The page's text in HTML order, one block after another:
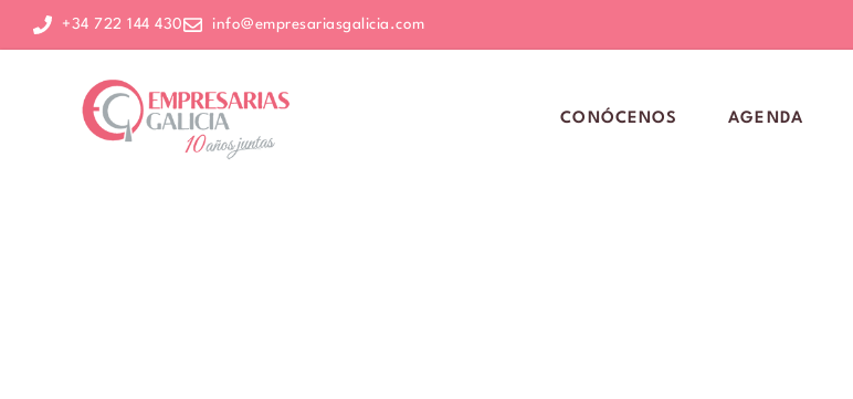
+34 722 144 430 info@empresariasgalicia.com
CONÓCENOS AGENDA